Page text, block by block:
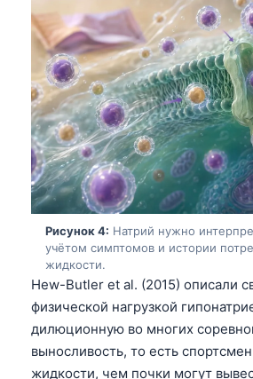
Рисунок 4: Натрий нужно
учётом симптомов и истории
жидкости.
Hew-Butler et al. (2015) описали
физической нагрузкой
дилюционную во многих
выносливость, то есть
жидкости, чем почки могут